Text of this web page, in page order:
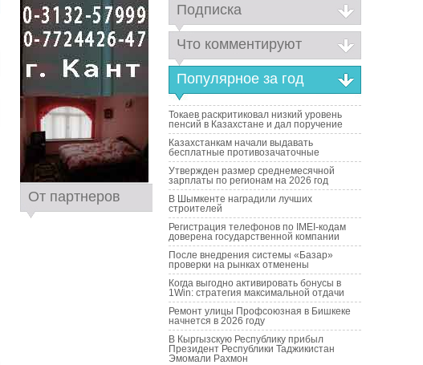
От партнеров
Подписка
Что комментируют
Популярное за год
Токаев раскритиковал низкий уровень
пенсий в Казахстане и дал поручение
Казахстанкам начали выдавать
бесплатные противозачаточные
Утвержден размер среднемесячной
зарплаты по регионам на 2026 год
В Шымкенте наградили лучших
строителей
Регистрация телефонов по IMEI-кодам
доверена государственной компании
После внедрения системы «Базар»
проверки на рынках отменены
Когда выгодно активировать бонусы в
1Win: стратегия максимальной отдачи
Ремонт улицы Профсоюзная в Бишкеке
начнется в 2026 году
В Кыргызскую Республику прибыл
Президент Республики Таджикистан
Эмомали Рахмон